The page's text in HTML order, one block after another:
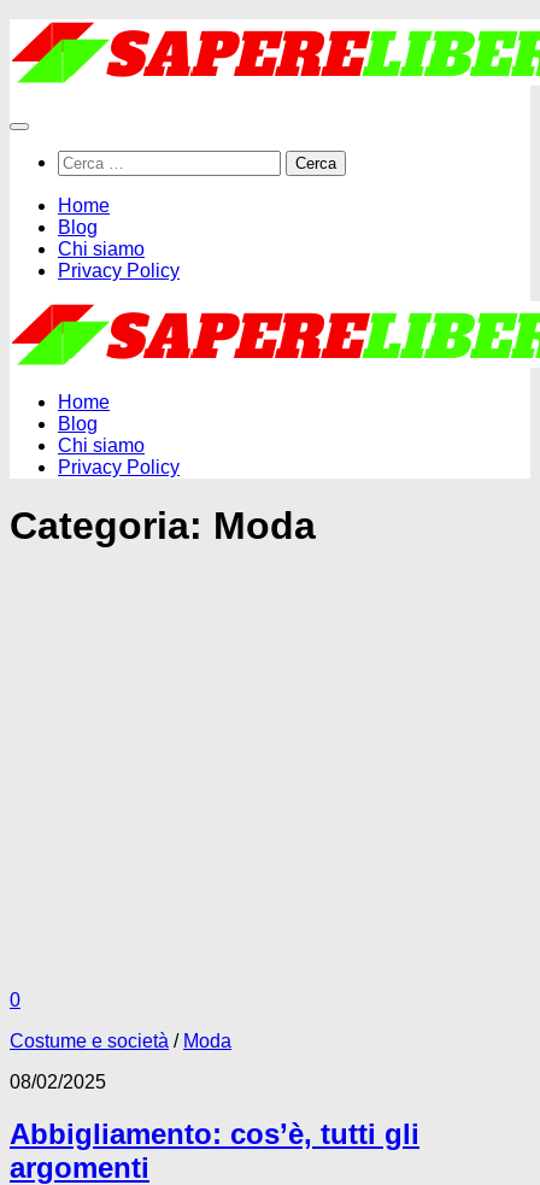
Salta
al
contenuto
Ricerca
per:
Home
Blog
Chi siamo
Privacy Policy
Home
Blog
Chi siamo
Privacy Policy
Categoria: Moda
0
Costume e società / Moda
08/02/2025
Abbigliamento: cos’è, tutti gli
argomenti